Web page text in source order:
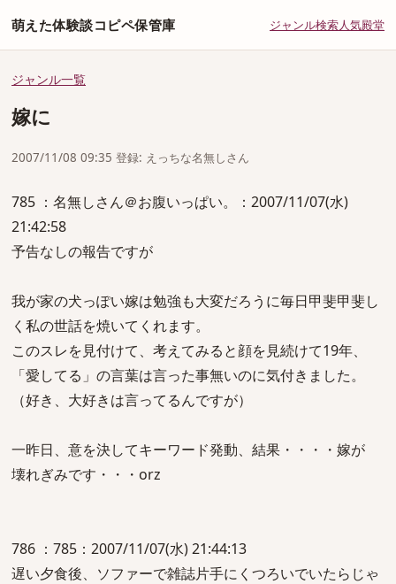
萌えた体験談コピペ保管庫 ジャンル検索人気殿堂
ジャンル一覧
嫁に
2007/11/08 09:35 登録: えっちな名無しさん
785 ：名無しさん＠お腹いっぱい。：2007/11/07(水)
21:42:58
予告なしの報告ですが
我が家の犬っぽい嫁は勉強も大変だろうに毎日甲斐甲斐し
く私の世話を焼いてくれます。
このスレを見付けて、考えてみると顔を見続けて19年、
「愛してる」の言葉は言った事無いのに気付きました。
（好き、大好きは言ってるんですが）
一昨日、意を決してキーワード発動、結果・・・・嫁が
壊れぎみです・・・orz
786 ：785：2007/11/07(水) 21:44:13
遅い夕食後、ソファーで雑誌片手にくつろいでいたらじゃ